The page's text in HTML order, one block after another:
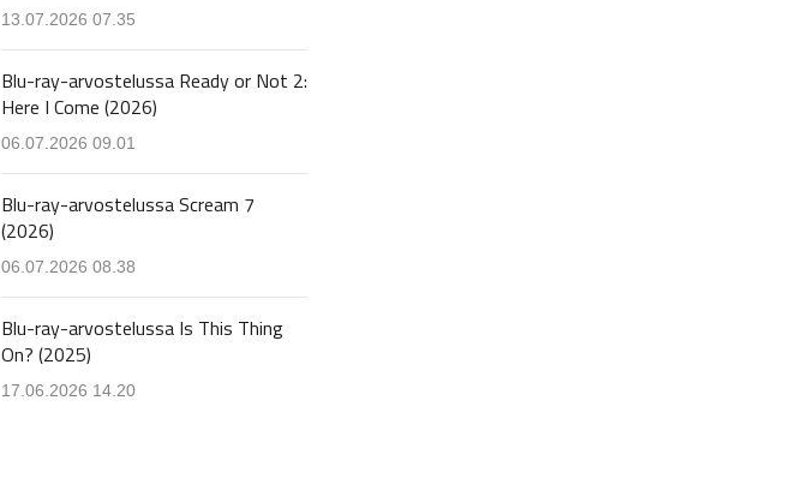
13.07.2026 07.35
Blu-ray-arvostelussa Ready or Not 2:
Here I Come (2026)
06.07.2026 09.01
Blu-ray-arvostelussa Scream 7
(2026)
06.07.2026 08.38
Blu-ray-arvostelussa Is This Thing
On? (2025)
17.06.2026 14.20